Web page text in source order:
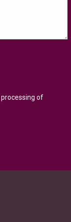
processing of